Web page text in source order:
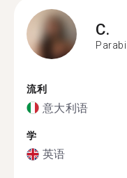
C.
流利
意大利语
学
英语